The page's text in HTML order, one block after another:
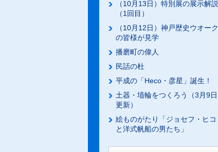
（10月13日）特別展の展示解説
（1回目）
（10月12日）神戸歴史ウオーク
の皆様が見学
播磨町の偉人
民話の杜
平成の「Heco・彦星」誕生！
土器・埴輪をつくろう（3月9日
更新）
絵ものがたり「ジョセフ・ヒコ
と洋式帆船の男たち」